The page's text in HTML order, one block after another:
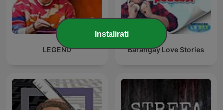
LEGEND Barangay Love Stories
Instalirati